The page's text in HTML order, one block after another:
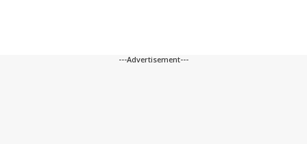
---Advertisement---